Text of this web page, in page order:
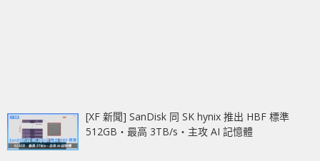
[XF 新聞] SanDisk 同 SK hynix 推出 HBF 標準
512GB‧最高 3TB/s‧主攻 AI 記憶體